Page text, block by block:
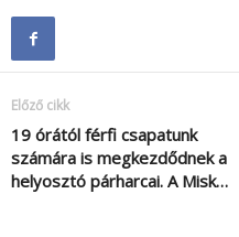
Előző cikk
19 órától férfi csapatunk
számára is megkezdődnek a
helyosztó párharcai. A Misk…